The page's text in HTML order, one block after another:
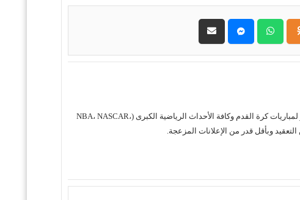
حول موقع "مباريات ستور بث مباشر" موقع مباريات ستور هو منصة رياضية متكاملة متخصصة في تقديم خدمة البث المباشر لمباريات كرة القدم وكافة الأحداث الرياضية الكبرى (NBA، NASCAR،